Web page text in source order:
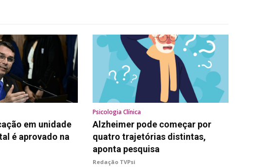
em unidade
é aprovado na
Psicologia Clínica
Alzheimer pode começar por
quatro trajetórias distintas,
aponta pesquisa
Redação TVPsi